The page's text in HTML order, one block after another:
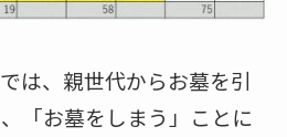
は、親世代からお墓を引
「お墓をしまう」ことに